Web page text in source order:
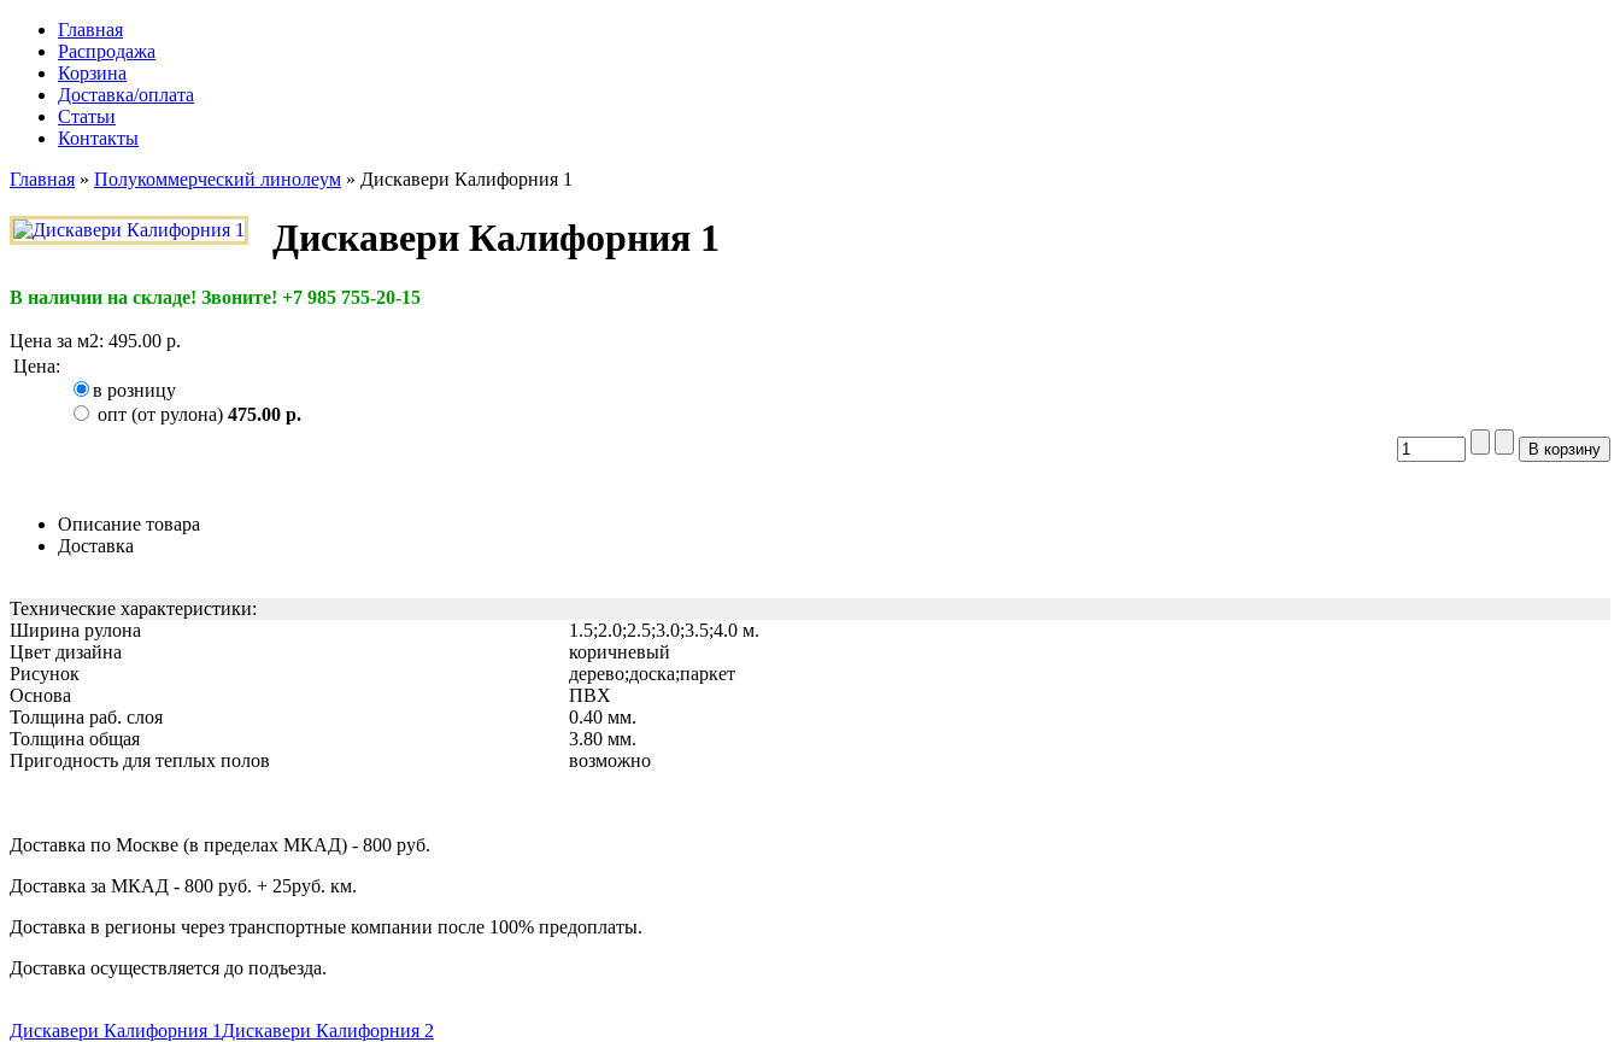
Главная
Распродажа
Корзина
Доставка/оплата
Статьи
Контакты
Главная » Полукоммерческий линолеум » Дискавери Калифорния 1
Дискавери Калифорния 1
В наличии на складе! Звоните! +7 985 755-20-15
Цена за м2: 495.00 р.
Цена:
в розницу
опт (от рулона) 475.00 р.
Описание товара
Доставка
Технические характеристики:
Ширина рулона
1.5;2.0;2.5;3.0;3.5;4.0 м.
Цвет дизайна
коричневый
Рисунок
дерево;доска;паркет
Основа
ПВХ
Толщина раб. слоя
0.40 мм.
Толщина общая
3.80 мм.
Пригодность для теплых полов
возможно
Доставка по Москве (в пределах МКАД) - 800 руб.
Доставка за МКАД - 800 руб. + 25руб. км.
Доставка в регионы через транспортные компании после 100% предоплаты.
Доставка осуществляется до подъезда.
Дискавери Калифорния 1 Дискавери Калифорния 2